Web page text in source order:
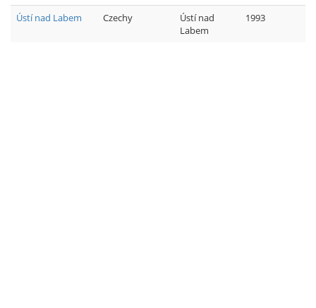
Ústí nad Labem Czechy
Ústí nad
Labem
1993